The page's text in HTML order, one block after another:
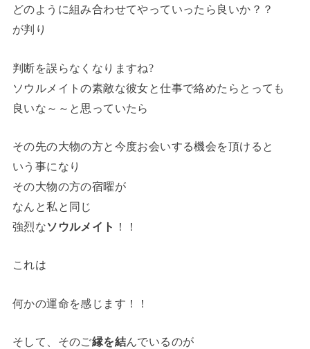
どのように組み合わせてやっていったら良いか？？
が判り
判断を誤らなくなりますね?
ソウルメイトの素敵な彼女と仕事で絡めたらとっても
良いな～～と思っていたら
その先の大物の方と今度お会いする機会を頂けると
いう事になり
その大物の方の宿曜が
なんと私と同じ
強烈なソウルメイト ！！
これは
何かの運命を感じます！！
そして、そのご縁を結んでいるのが